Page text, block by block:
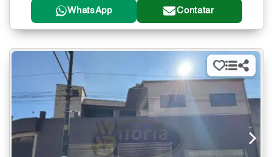
WhatsApp Contatar